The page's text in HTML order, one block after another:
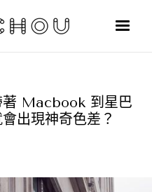
著 Macbook 到星巴
出現神奇色差？